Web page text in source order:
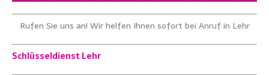
Rufen Sie uns an! Wir helfen Ihnen sofort bei Anruf in Lehr
Schlüsseldienst Lehr